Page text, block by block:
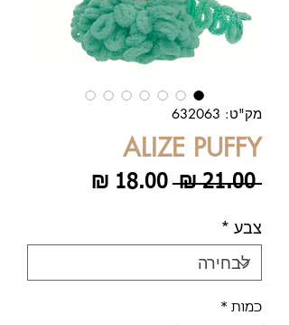
מק"ט: 632063
ALIZE PUFFY
‏21.00 ‏₪
מחיר
צבע *
כמות *